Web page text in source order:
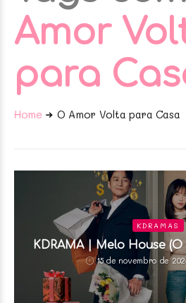
Amor
para
Home O Amor Volta para Casa
KDRAMAS
KDRAMA | Melo House
Casa)
15 de novembro de